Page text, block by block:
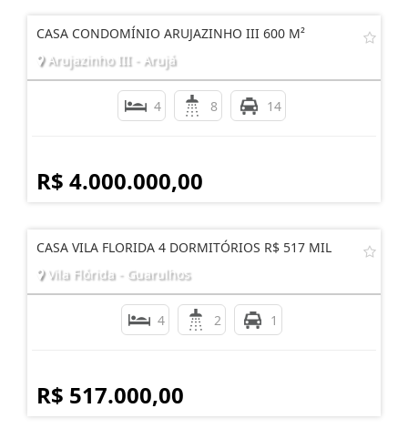
CASA CONDOMÍNIO ARUJAZINHO III 600 M²
Arujazinho III - Arujá
4 8 14
R$ 4.000.000,00
CASA VILA FLORIDA 4 DORMITÓRIOS R$ 517 MIL
Vila Flórida - Guarulhos
4 2 1
R$ 517.000,00